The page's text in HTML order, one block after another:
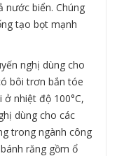
nước biển. Chúng
tạo bọt mạnh
nghị dùng cho
bôi trơn bắn tóe
nhiệt độ 100°C,
dùng cho các
trong ngành công
răng gồm ổ